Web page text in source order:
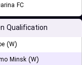
FC
Qualification
(W)
Minsk (W)